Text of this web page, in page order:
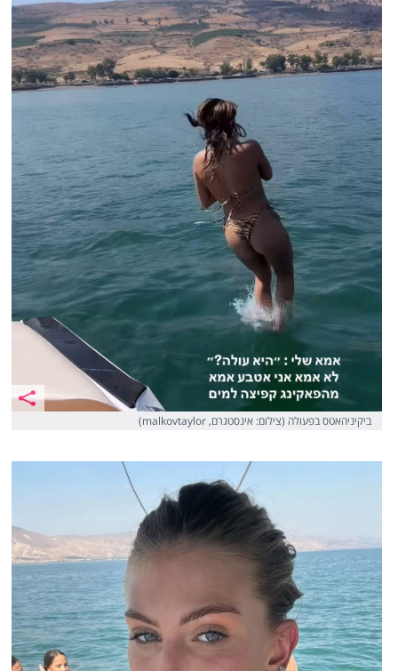
ביקיניהאטס בפעולה (צילום: אינסטגרם, malkovtaylor)